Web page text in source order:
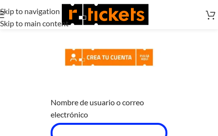
Skip to navigation
Skip to main content
Nombre de usuario o correo
electrónico